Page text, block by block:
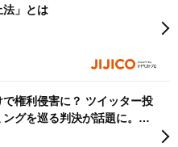
法」とは
で権利侵害に？ ツイッター投
グを巡る判決が話題に。今
べき点とは